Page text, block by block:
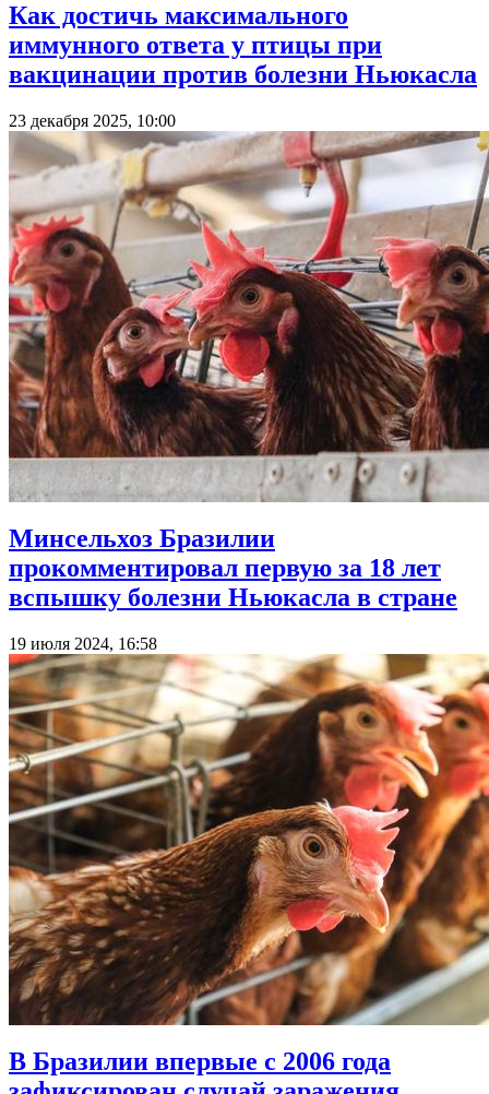
Как достичь максимального
иммунного ответа у птицы при
вакцинации против болезни Ньюкасла
23 декабря 2025, 10:00
Минсельхоз Бразилии
прокомментировал первую за 18 лет
вспышку болезни Ньюкасла в стране
19 июля 2024, 16:58
В Бразилии впервые с 2006 года